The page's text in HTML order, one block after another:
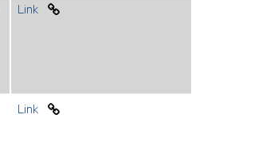
Link
Link